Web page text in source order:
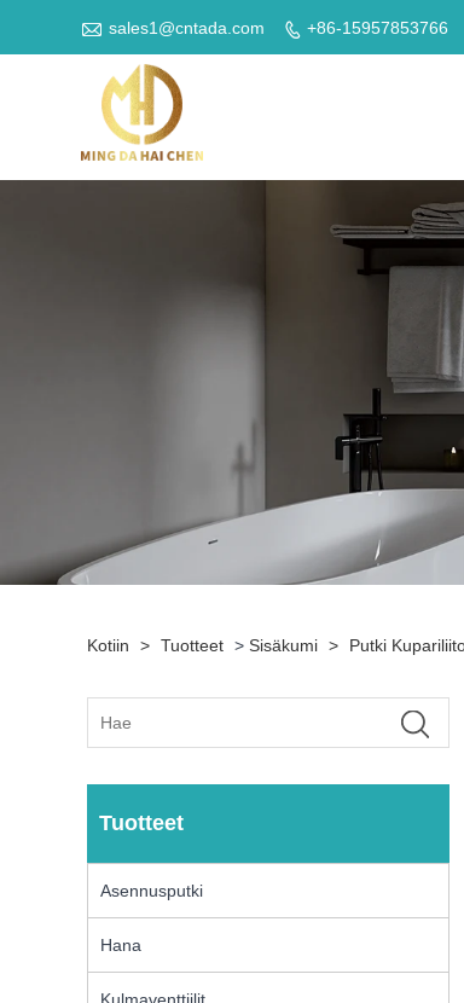
 sales1@cntada.com  +86-15957853766
Kotiin > Tuotteet > Sisäkumi > Putki
Tuotteet
Asennusputki
Hana